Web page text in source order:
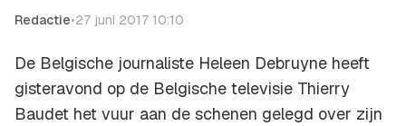
Redactie•27 juni 2017 10:10
De Belgische journaliste Heleen Debruyne heeft
gisteravond op de Belgische televisie Thierry
Baudet het vuur aan de schenen gelegd over zijn